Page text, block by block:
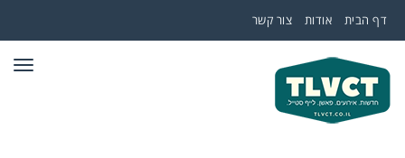
דף הבית אודות צור קשר